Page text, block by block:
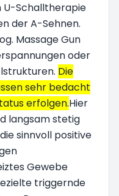
U-Schalltherapie
der A-Sehnen.
Massage Gun
oder
Die
sehr bedacht
erfolgen.Hier
langsam stetig
sinnvoll positive
Gewebe
triggernde